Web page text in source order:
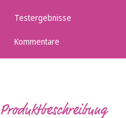
Testergebnisse
Kommentare
Produktbeschreibung